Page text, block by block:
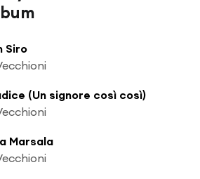
Siro
(Un signore così così)
Marsala